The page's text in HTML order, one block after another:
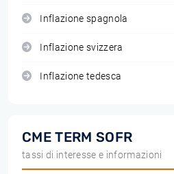
Inflazione spagnola
Inflazione svizzera
Inflazione tedesca
CME TERM SOFR
tassi di interesse e informazioni